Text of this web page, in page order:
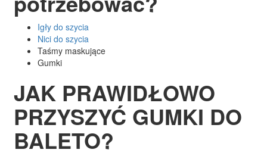
Igły do szycia
Nici do szycia
Taśmy maskujące
Gumki
JAK PRAWIDŁOWO
PRZYSZYĆ GUMKI DO
BALETO?